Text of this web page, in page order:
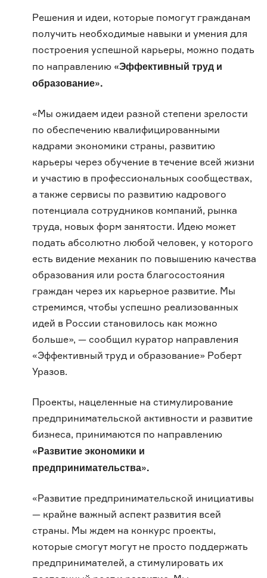
Решения и идеи, которые помогут гражданам
получить необходимые навыки и умения для
построения успешной карьеры, можно подать
по направлению «Эффективный труд и
образование».
«Мы ожидаем идеи разной степени зрелости
по обеспечению квалифицированными
кадрами экономики страны, развитию
карьеры через обучение в течение всей жизни
и участию в профессиональных сообществах,
а также сервисы по развитию кадрового
потенциала сотрудников компаний, рынка
труда, новых форм занятости. Идею может
подать абсолютно любой человек, у которого
есть видение механик по повышению качества
образования или роста благосостояния
граждан через их карьерное развитие. Мы
стремимся, чтобы успешно реализованных
идей в России становилось как можно
больше», — сообщил куратор направления
«Эффективный труд и образование» Роберт
Уразов.
Проекты, нацеленные на стимулирование
предпринимательской активности и развитие
бизнеса, принимаются по направлению
«Развитие экономики и
предпринимательства».
«Развитие предпринимательской инициативы
— крайне важный аспект развития всей
страны. Мы ждем на конкурс проекты,
которые смогут могут не просто поддержать
предпринимателей, а стимулировать их